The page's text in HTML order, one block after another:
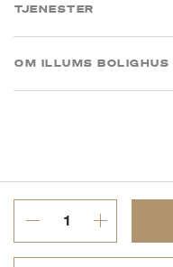
TJENESTER
OM ILLUMS BOLIGHUS